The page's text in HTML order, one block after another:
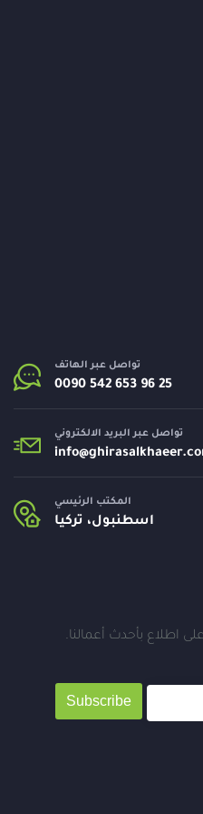
تواصل عبر الهاتف
تواصل عبر البريد الالكتروني
info@
المكتب الرئيسي
اسطنبول، تركيا
اطلاع بأحدث أعمالنا.
Subscribe